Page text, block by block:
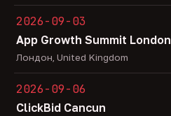
2026-09-03
App Growth Summit London
Лондон, United Kingdom
2026-09-06
ClickBid Cancun